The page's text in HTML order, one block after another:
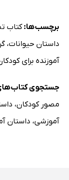
برچسب‌ها:کتاب
داستان حیوانات،
آموزنده برای
جستجوی
مصور کودکان،
آموزشی، داستان